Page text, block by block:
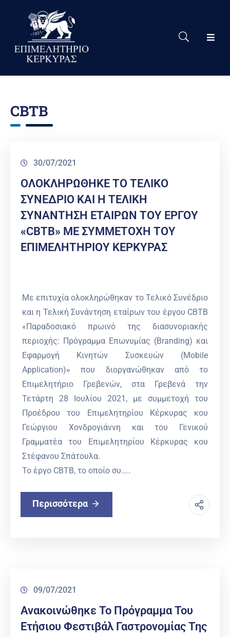
Το
Eπιμελητήριο
Νέα
Ειδική
Χρήσιμες
Συνδέσεις
CBTB
30/07/2021
ΟΛΟΚΛΗΡΩΘΗΚΕ ΤΟ ΤΕΛΙΚΟ
ΣΥΝΕΔΡΙΟ ΚΑΙ Η ΤΕΛΙΚΗ
ΣΥΝΑΝΤΗΣΗ ΕΤΑΙΡΩΝ ΤΟΥ ΕΡΓΟΥ
«CBTB» ΜΕ ΣΥΜΜΕΤΟΧΗ ΤΟΥ
ΕΠΙΜΕΛΗΤΗΡΙΟΥ ΚΕΡΚΥΡΑΣ
Με επιτυχία ολοκληρώθηκαν το Τελικό Συνέδριο
και η Τελική Συνάντηση εταίρων του έργου CBTB
«Παραδοσιακό πρωινό της διασυνοριακής
περιοχής: Πρόγραμμα Επωνυμίας (Branding) και
Εφαρμογή Κινητών Συσκευών (Mobile
Application)» που διοργανώθηκαν από το
Επιμελητήριο Γρεβενών, στα Γρεβενά την
Τετάρτη 28 Ιουλίου 2021, με συμμετοχή του
Προέδρου του Επιμελητηρίου Κέρκυρας κου
Γεώργιου Χονδρογιάννη και του Γενικού
Γραμματέα του Επιμελητηρίου Κέρκυρας κου
Στέφανου Σπάτουλα.
Το έργο CBTB, το οποίο συ…..
Περισσότερα
09/07/2021
Ανακοινώθηκε Το Πρόγραμμα Του
Ετήσιου Φεστιβάλ Γαστρονομίας Της